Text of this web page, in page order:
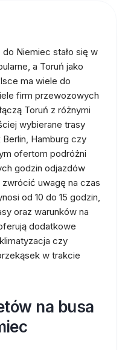
Niemiec stało się w
a Toruń jako
ma wiele do
firm przewozowych
Toruń z różnymi
wybierane trasy
Hamburg czy
ofertom podróżni
godzin odjazdów
uwagę na czas
od 10 do 15 godzin,
oraz warunków na
dodatkowe
czy
w trakcie
na busa